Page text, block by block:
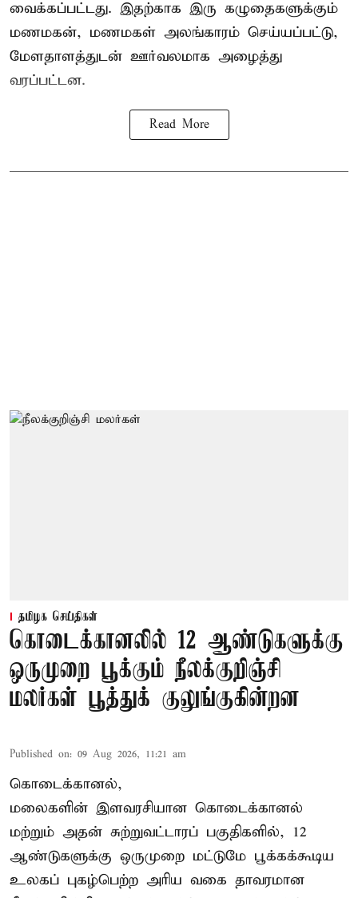
வைக்கப்பட்டது. இதற்காக இரு கழுதைகளுக்கும்
மணமகன், மணமகள் அலங்காரம் செய்யப்பட்டு,
மேளதாளத்துடன் ஊர்வலமாக அழைத்து
வரப்பட்டன.
Read More
தமிழக செய்திகள்
கொடைக்கானலில் 12 ஆண்டுகளுக்கு
ஒருமுறை பூக்கும் நீலக்குறிஞ்சி
மலர்கள் பூத்துக் குலுங்குகின்றன
Published on: 09 Aug 2026, 11:21 am
கொடைக்கானல்,
மலைகளின் இளவரசியான கொடைக்கானல்
மற்றும் அதன் சுற்றுவட்டாரப் பகுதிகளில், 12
ஆண்டுகளுக்கு ஒருமுறை மட்டுமே பூக்கக்கூடிய
உலகப் புகழ்பெற்ற அரிய வகை தாவரமான